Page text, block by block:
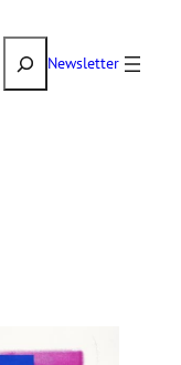
SuchenNewsletter